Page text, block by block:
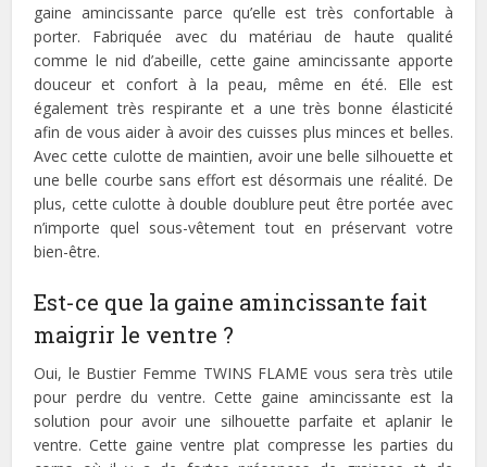
gaine amincissante parce qu’elle est très confortable à
porter. Fabriquée avec du matériau de haute qualité
comme le nid d’abeille, cette gaine amincissante apporte
douceur et confort à la peau, même en été. Elle est
également très respirante et a une très bonne élasticité
afin de vous aider à avoir des cuisses plus minces et belles.
Avec cette culotte de maintien, avoir une belle silhouette et
une belle courbe sans effort est désormais une réalité. De
plus, cette culotte à double doublure peut être portée avec
n’importe quel sous-vêtement tout en préservant votre
bien-être.
Est-ce que la gaine amincissante fait
maigrir le ventre ?
Oui, le Bustier Femme TWINS FLAME vous sera très utile
pour perdre du ventre. Cette gaine amincissante est la
solution pour avoir une silhouette parfaite et aplanir le
ventre. Cette gaine ventre plat compresse les parties du